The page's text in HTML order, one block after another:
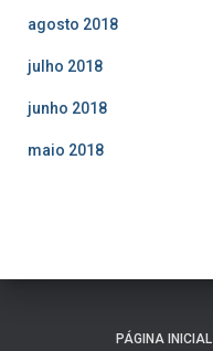
agosto 2018
julho 2018
junho 2018
maio 2018
PÁGINA INICIAL